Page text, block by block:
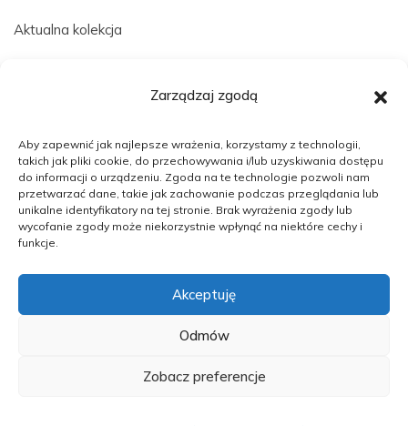
Zarządzaj zgodą
Aby zapewnić jak najlepsze wrażenia, korzystamy z technologii,
takich jak pliki cookie, do przechowywania i/lub uzyskiwania dostępu
do informacji o urządzeniu. Zgoda na te technologie pozwoli nam
przetwarzać dane, takie jak zachowanie podczas przeglądania lub
unikalne identyfikatory na tej stronie. Brak wyrażenia zgody lub
wycofanie zgody może niekorzystnie wpłynąć na niektóre cechy i
funkcje.
Akceptuję
Odmów
Zobacz preferencje
Aktualna kolekcja
O mnie
Kontakt
dziejma.art © 2025